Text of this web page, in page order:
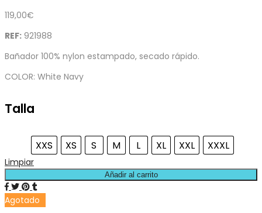
119,00€
REF: 921988
Bañador 100% nylon estampado, secado rápido.
COLOR: White Navy
Talla
XXS XS S M L XL XXL XXXL
Limpiar
Añadir al carrito
Agotado